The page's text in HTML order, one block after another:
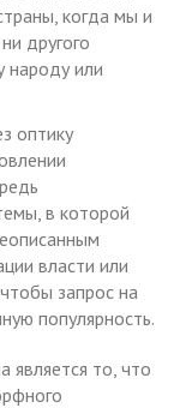
когда мы и
другого
народу или
оптику
в которой
власти или
запрос на
популярность.
является то, что